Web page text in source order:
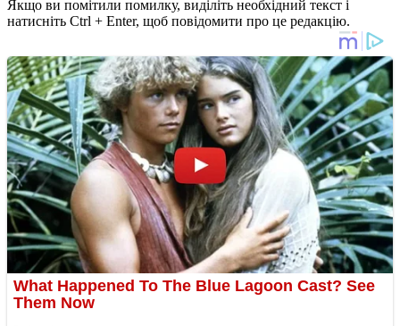
Якщо ви помітили помилку, виділіть необхідний текст і
натисніть Ctrl + Enter, щоб повідомити про це редакцію.